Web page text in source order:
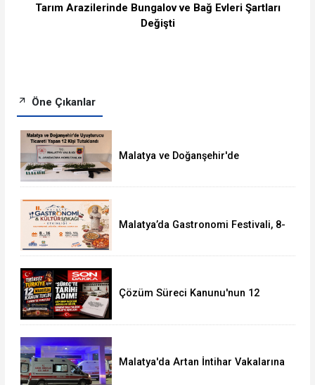
Tarım Arazilerinde Bungalov ve Bağ Evleri Şartları
Değişti
Öne Çıkanlar
Malatya ve Doğanşehir'de
Malatya’da Gastronomi Festivali, 8-
Çözüm Süreci Kanunu'nun 12
Malatya'da Artan İntihar Vakalarına